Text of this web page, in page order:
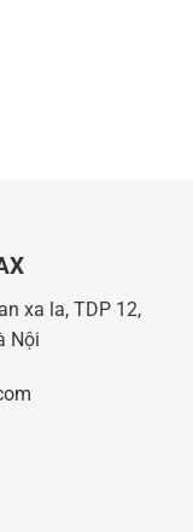
xa la, TDP 12,
Nội